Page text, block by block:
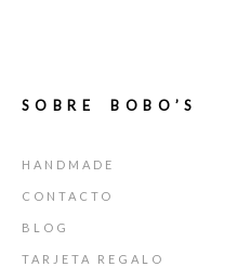
SOBRE BOBO’S
HANDMADE
CONTACTO
BLOG
TARJETA REGALO